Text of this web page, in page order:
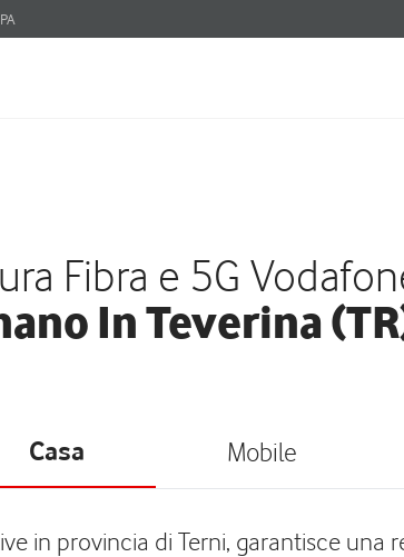
Fibra e 5G
In Teverina
Casa Mobile
in provincia di Terni, garantisce una